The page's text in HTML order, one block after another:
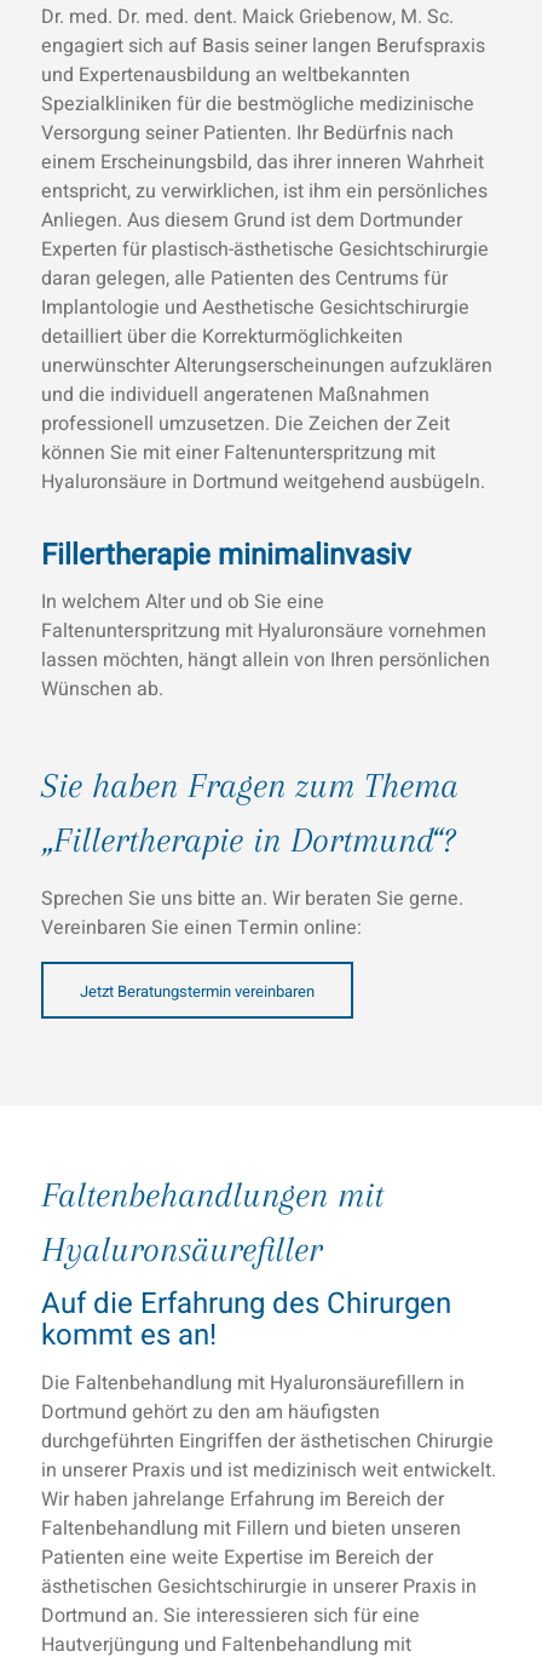
Dr. med. Dr. med. dent. Maick Griebenow, M. Sc.
engagiert sich auf Basis seiner langen Berufspraxis
und Expertenausbildung an weltbekannten
Spezialkliniken für die bestmögliche medizinische
Versorgung seiner Patienten. Ihr Bedürfnis nach
einem Erscheinungsbild, das ihrer inneren Wahrheit
entspricht, zu verwirklichen, ist ihm ein persönliches
Anliegen. Aus diesem Grund ist dem Dortmunder
Experten für plastisch-ästhetische Gesichtschirurgie
daran gelegen, alle Patienten des Centrums für
Implantologie und Aesthetische Gesichtschirurgie
detailliert über die Korrekturmöglichkeiten
unerwünschter Alterungserscheinungen aufzuklären
und die individuell angeratenen Maßnahmen
professionell umzusetzen. Die Zeichen der Zeit
können Sie mit einer Faltenunterspritzung mit
Hyaluronsäure in Dortmund weitgehend ausbügeln.
Fillertherapie minimalinvasiv
In welchem Alter und ob Sie eine
Faltenunterspritzung mit Hyaluronsäure vornehmen
lassen möchten, hängt allein von Ihren persönlichen
Wünschen ab.
Sie haben Fragen zum Thema
„Fillertherapie in Dortmund“?
Sprechen Sie uns bitte an. Wir beraten Sie gerne.
Vereinbaren Sie einen Termin online:
Jetzt Beratungstermin vereinbaren
Faltenbehandlungen mit
Hyaluronsäurefiller
Auf die Erfahrung des Chirurgen
kommt es an!
Die Faltenbehandlung mit Hyaluronsäurefillern in
Dortmund gehört zu den am häufigsten
durchgeführten Eingriffen der ästhetischen Chirurgie
in unserer Praxis und ist medizinisch weit entwickelt.
Wir haben jahrelange Erfahrung im Bereich der
Faltenbehandlung mit Fillern und bieten unseren
Patienten eine weite Expertise im Bereich der
ästhetischen Gesichtschirurgie in unserer Praxis in
Dortmund an. Sie interessieren sich für eine
Hautverjüngung und Faltenbehandlung mit